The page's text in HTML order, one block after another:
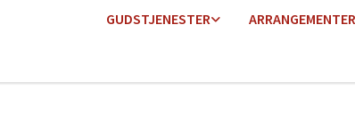
GUDSTJENESTER ARRANGEMENTER